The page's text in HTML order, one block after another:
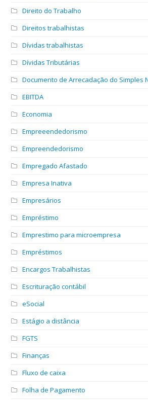
Direito do Trabalho
Direitos trabalhistas
Dívidas trabalhistas
Dívidas Tributárias
Documento de Arrecadação do Simples
EBITDA
Economia
Empreeendedorismo
Empreendedorismo
Empregado Afastado
Empresa Inativa
Empresários
Empréstimo
Emprestimo para microempresa
Empréstimos
Encargos Trabalhistas
Escrituração contábil
eSocial
Estágio a distância
FGTS
Finanças
Fluxo de caixa
Folha de Pagamento